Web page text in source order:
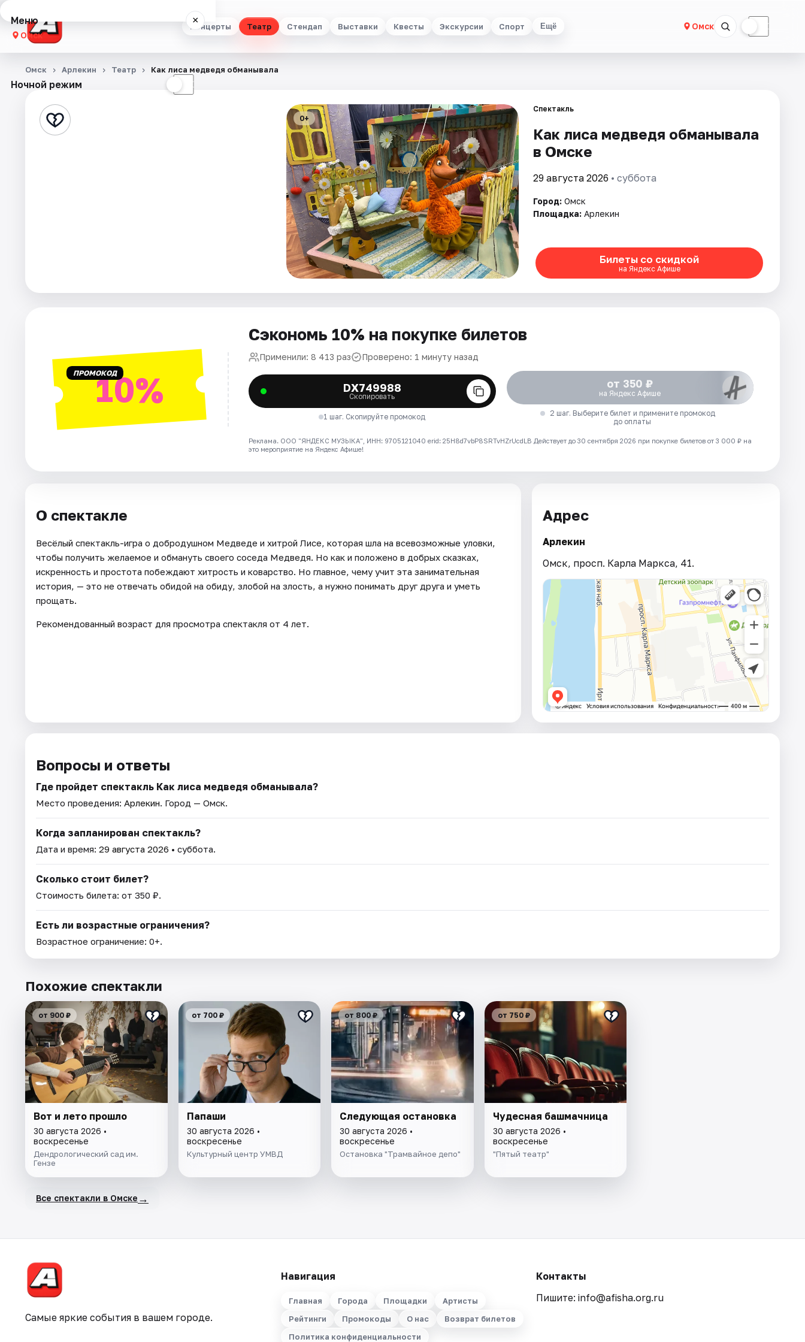
Концерты Театр Стендап Выставки Квесты Экскурсии Спорт Ещё Омск ☾
Меню ×
Омск
Концерты
Стендап
Артисты
Рейтинги
Ночной режим ☾
Омск Арлекин Театр Как лиса медведя обманывала
0+
Спектакль
Как лиса медведя обманывала
в Омске
29 августа 2026 • суббота
Город: Омск
Площадка: Арлекин
Билеты со скидкой
на Яндекс Афише
ПРОМОКОД10%
Сэкономь 10% на покупке билетов
Применили: 8 413 раз Проверено: 1 минуту назад
DX749988
Скопировать
1 шаг. Скопируйте промокод
от 350 ₽
на Яндекс Афише
2 шаг. Выберите билет и примените промокод
до оплаты
Реклама. ООО "ЯНДЕКС МУЗЫКА", ИНН: 9705121040 erid: 25H8d7vbP8SRTvHZrUcdLB Действует до 30 сентября 2026 при покупке билетов от 3 000 ₽ на
это мероприятие на Яндекс Афише!
О спектакле
Весёлый спектакль-игра о добродушном Медведе и хитрой Лисе, которая шла на всевозможные уловки,
чтобы получить желаемое и обмануть своего соседа Медведя. Но как и положено в добрых сказках,
искренность и простота побеждают хитрость и коварство. Но главное, чему учит эта занимательная
история, — это не отвечать обидой на обиду, злобой на злость, а нужно понимать друг друга и уметь
прощать.
Рекомендованный возраст для просмотра спектакля от 4 лет.
Адрес
Арлекин
Омск, просп. Карла Маркса, 41.
Вопросы и ответы
Где пройдет спектакль Как лиса медведя обманывала?
Место проведения: Арлекин. Город — Омск.
Когда запланирован спектакль?
Дата и время: 29 августа 2026 • суббота.
Сколько стоит билет?
Стоимость билета: от 350 ₽.
Есть ли возрастные ограничения?
Возрастное ограничение: 0+.
Похожие спектакли
от 900 ₽
Вот и лето прошло
30 августа 2026 •
воскресенье
Дендрологический сад им.
Гензе
от 700 ₽
Папаши
30 августа 2026 •
воскресенье
Культурный центр УМВД
от 800 ₽
Следующая остановка
30 августа 2026 •
воскресенье
Остановка "Трамвайное депо"
от 750 ₽
Чудесная башмачница
30 августа 2026 •
воскресенье
"Пятый театр"
Все спектакли в Омске →
Самые яркие события в вашем городе.
Навигация
Главная Города Площадки
Артисты
Рейтинги
Промокоды О нас
Возврат билетов
Политика конфиденциальности
Контакты
Пишите: info@afisha.org.ru